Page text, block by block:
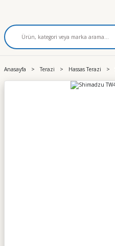
Anasayfa Terazi Hassas Terazi